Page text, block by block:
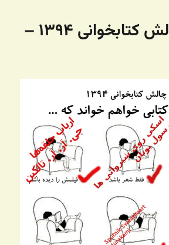
قدم نهم چالش کتابخوانی ۱۳۹۴ –